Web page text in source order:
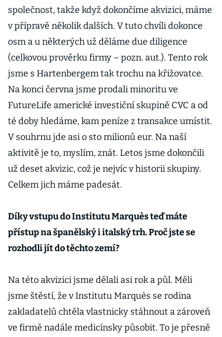
společnost, takže když dokončíme akvizici, máme
v přípravě několik dalších. V tuto chvíli dokonce
osm a u některých už děláme due diligence
(celkovou prověrku firmy – pozn. aut.). Tento rok
jsme s Hartenbergem tak trochu na křižovatce.
Na konci června jsme prodali minoritu ve
FutureLife americké investiční skupině CVC a od
té doby hledáme, kam peníze z transakce umístit.
V souhrnu jde asi o sto milionů eur. Na naší
aktivitě je to, myslím, znát. Letos jsme dokončili
už deset akvizic, což je nejvíc v historii skupiny.
Celkem jich máme padesát.
Díky vstupu do Institutu Marquès teď máte
přístup na španělský i italský trh. Proč jste se
rozhodli jít do těchto zemí?
Na této akvizici jsme dělali asi rok a půl. Měli
jsme štěstí, že v Institutu Marquès se rodina
zakladatelů chtěla vlastnicky stáhnout a zároveň
ve firmě nadále medicínsky působit. To je přesně